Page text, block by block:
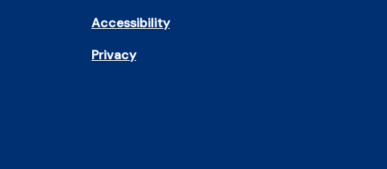
Accessibility
Privacy